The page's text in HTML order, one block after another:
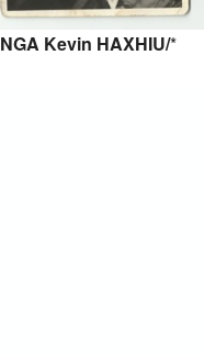
NGA Kevin HAXHIU/*